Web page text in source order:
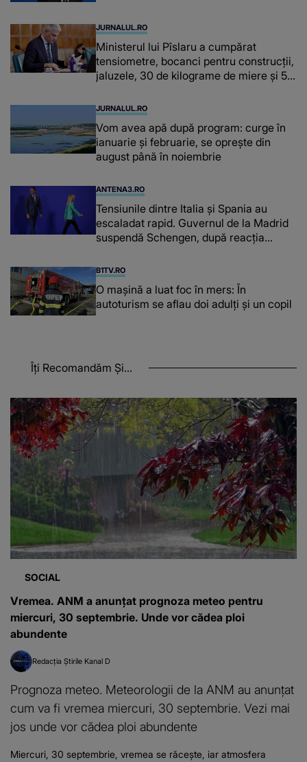
JURNALUL.RO
Ministerul lui Pîslaru a cumpărat
tensiometre, bocanci pentru construcții,
jaluzele, 30 de kilograme de miere și 50
JURNALUL.RO
Vom avea apă după program: curge în
ianuarie și februarie, se oprește din
august până în noiembrie
ANTENA3.RO
Tensiunile dintre Italia și Spania au
escaladat rapid. Guvernul de la Madrid
suspendă Schengen, după reacția
B1TV.RO
O maşină a luat foc în mers: În
autoturism se aflau doi adulți și un copil
Îți Recomandăm Și...
SOCIAL
Vremea. ANM a anunțat prognoza meteo pentru
miercuri, 30 septembrie. Unde vor cădea ploi
abundente
Redacția Știrile Kanal D
Prognoza meteo. Meteorologii de la ANM au anunțat
cum va fi vremea miercuri, 30 septembrie. Vezi mai
jos unde vor cădea ploi abundente
Miercuri, 30 septembrie, vremea se răcește, iar atmosfera